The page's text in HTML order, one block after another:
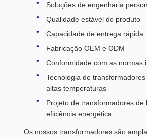
Soluções de engenharia
Qualidade estável do produto
Capacidade de entrega rápida
Fabricação OEM e ODM
Conformidade com as normas
Tecnologia de
altas temperaturas
Projeto de transformadores de
eficiência energética
Os nossos transformadores são